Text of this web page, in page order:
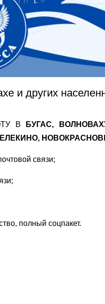
и других
В
БУГАС,
связи;
полный соцпакет.